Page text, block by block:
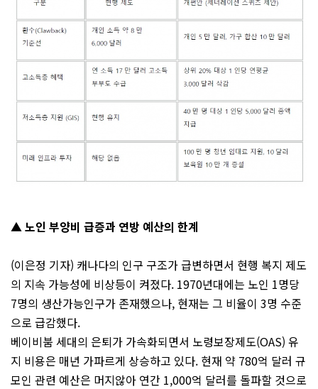
▲ 노인 부양비 급증과 연방 예산의 한계
(이은정 기자) 캐나다의 인구 구조가 급변하면서 현행 복지 제도
의 지속 가능성에 비상등이 켜졌다. 1970년대에는 노인 1명당
7명의 생산가능인구가 존재했으나, 현재는 그 비율이 3명 수준
으로 급감했다.
베이비붐 세대의 은퇴가 가속화되면서 노령보장제도(OAS) 유
지 비용은 매년 가파르게 상승하고 있다. 현재 약 780억 달러 규
모인 관련 예산은 머지않아 연간 1,000억 달러를 돌파할 것으로